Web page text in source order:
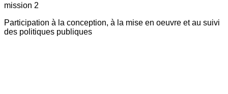
mission 2
Participation à la conception, à la mise en oeuvre et au suivi
des politiques publiques